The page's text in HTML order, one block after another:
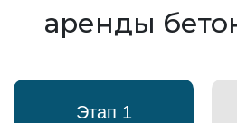
аренды
Этап 1